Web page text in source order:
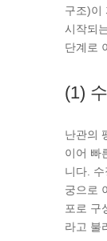
구조)이
시작되
단계로
(1)
난관의
이어 빠
니다.
궁으로
포로 구
라고 불